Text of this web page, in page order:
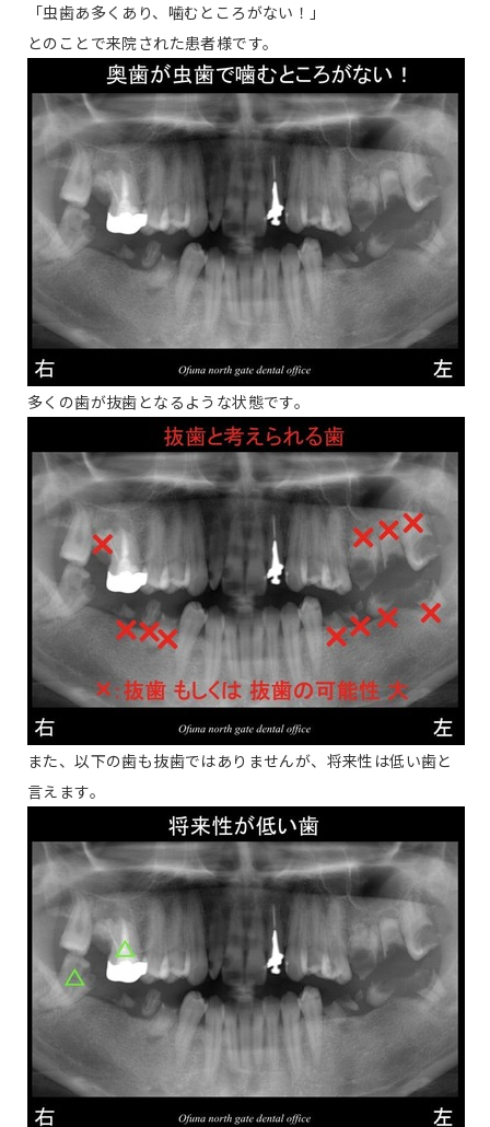
「虫歯あ多くあり、噛むところがない！」
とのことで来院された患者様です。
多くの歯が抜歯となるような状態です。
また、以下の歯も抜歯ではありませんが、将来性は低い歯と
言えます。